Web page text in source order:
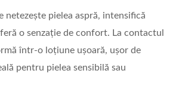
netezește pielea aspră, intensifică
o senzație de confort. La contactul
într-o loțiune ușoară, ușor de
pentru pielea sensibilă sau